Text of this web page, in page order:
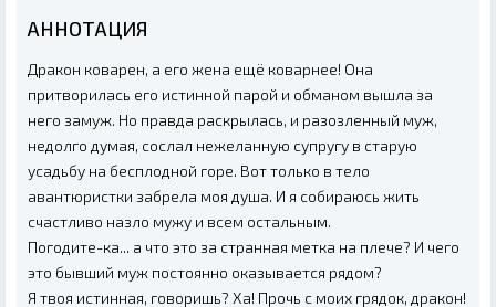
АННОТАЦИЯ
Дракон коварен, а его жена ещё коварнее! Она
притворилась его истинной парой и обманом вышла за
него замуж. Но правда раскрылась, и разозленный муж,
недолго думая, сослал нежеланную супругу в старую
усадьбу на бесплодной горе. Вот только в тело
авантюристки забрела моя душа. И я собираюсь жить
счастливо назло мужу и всем остальным.
Погодите-ка... а что это за странная метка на плече? И чего
это бывший муж постоянно оказывается рядом?
Я твоя истинная, говоришь? Ха! Прочь с моих грядок, дракон!